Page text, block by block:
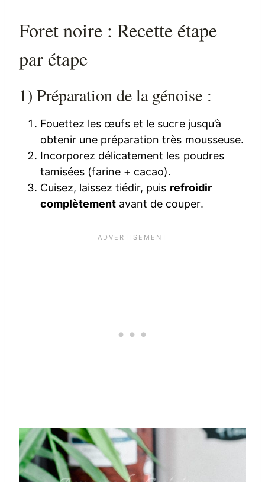
Foret noire : Recette étape
par étape
1) Préparation de la génoise :
Fouettez les œufs et le sucre jusqu’à
obtenir une préparation très mousseuse.
Incorporez délicatement les poudres
tamisées (farine + cacao).
Cuisez, laissez tiédir, puis refroidir
complètement avant de couper.